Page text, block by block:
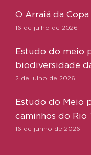
O Arraiá da
16 de julho de 2026
Estudo do meio
biodiversidade
2 de julho de 2026
Estudo do Meio
caminhos do Rio
16 de junho de 2026